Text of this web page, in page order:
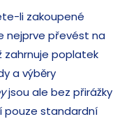
li zakoupené
nejprve převést na
zahrnuje poplatek
a výběry
jsou ale bez přirážky
pouze standardní